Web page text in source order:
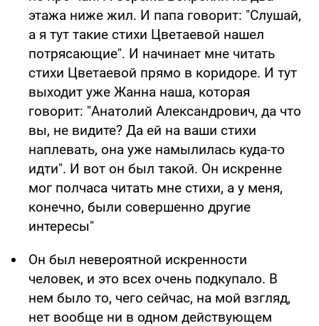
этажа ниже жил. И папа говорит: "Слушай,
а я тут такие стихи Цветаевой нашел
потрясающие". И начинает мне читать
стихи Цветаевой прямо в коридоре. И тут
выходит уже Жанна наша, которая
говорит: "Анатолий Александрович, да что
вы, не видите? Да ей на ваши стихи
наплевать, она уже намылилась куда-то
идти". И вот он был такой. Он искренне
мог полчаса читать мне стихи, а у меня,
конечно, были совершенно другие
интересы"
Он был невероятной искренности
человек, и это всех очень подкупало. В
нем было то, чего сейчас, на мой взгляд,
нет вообще ни в одном действующем